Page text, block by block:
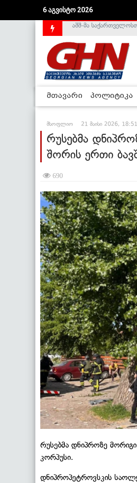
6 აგვისტო 2026
საქართველოს დე-
მთავარი პოლიტიკა
მსოფლიო 21 მაისი 2026, 18:51
რუსებმა
შორის ერთი
690
რუსებმა დნიპროზე
კორპუსი.
დნიპროპეტროვსკის